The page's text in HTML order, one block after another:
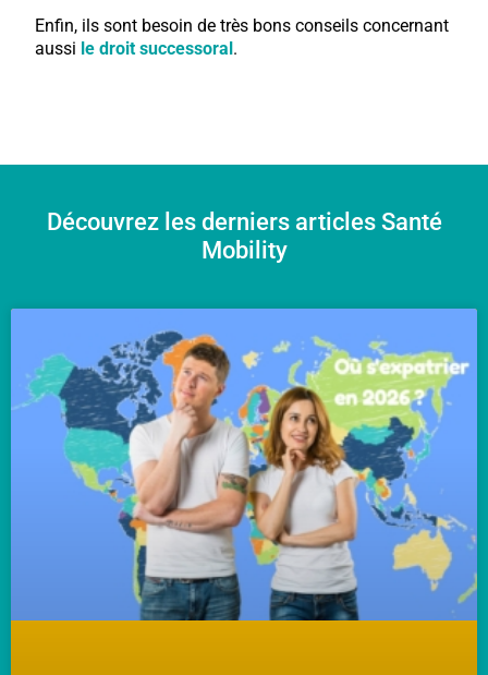
Enfin, ils sont besoin de très bons conseils concernant
aussi le droit successoral.
Découvrez les derniers articles Santé
Mobility